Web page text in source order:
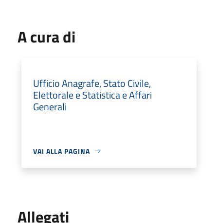
A cura di
Ufficio Anagrafe, Stato Civile,
Elettorale e Statistica e Affari
Generali
VAI ALLA PAGINA
Allegati